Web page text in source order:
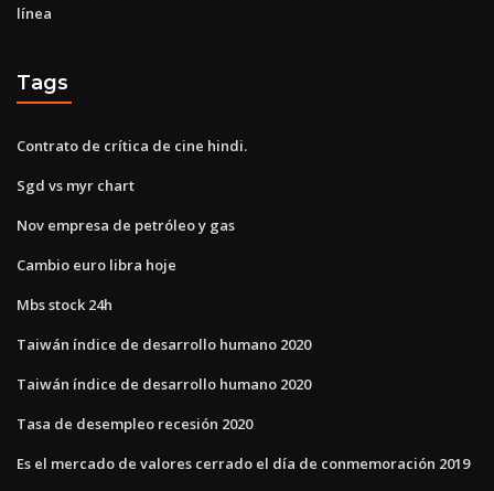
línea
Tags
Contrato de crítica de cine hindi.
Sgd vs myr chart
Nov empresa de petróleo y gas
Cambio euro libra hoje
Mbs stock 24h
Taiwán índice de desarrollo humano 2020
Taiwán índice de desarrollo humano 2020
Tasa de desempleo recesión 2020
Es el mercado de valores cerrado el día de conmemoración 2019